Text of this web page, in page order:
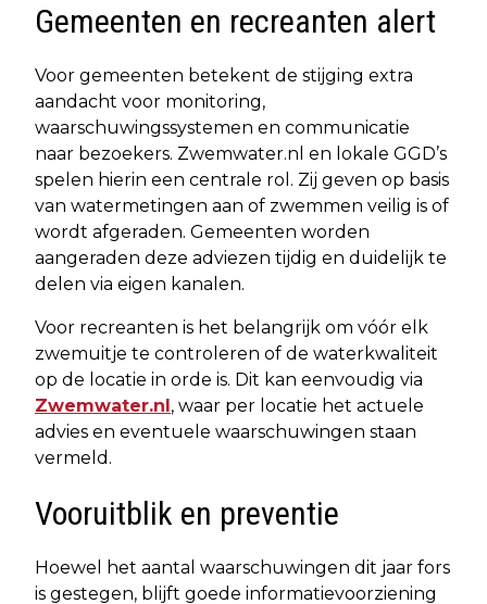
Gemeenten en recreanten alert
Voor gemeenten betekent de stijging extra
aandacht voor monitoring,
waarschuwingssystemen en communicatie
naar bezoekers. Zwemwater.nl en lokale GGD’s
spelen hierin een centrale rol. Zij geven op basis
van watermetingen aan of zwemmen veilig is of
wordt afgeraden. Gemeenten worden
aangeraden deze adviezen tijdig en duidelijk te
delen via eigen kanalen.
Voor recreanten is het belangrijk om vóór elk
zwemuitje te controleren of de waterkwaliteit
op de locatie in orde is. Dit kan eenvoudig via
Zwemwater.nl, waar per locatie het actuele
advies en eventuele waarschuwingen staan
vermeld.
Vooruitblik en preventie
Hoewel het aantal waarschuwingen dit jaar fors
is gestegen, blijft goede informatievoorziening